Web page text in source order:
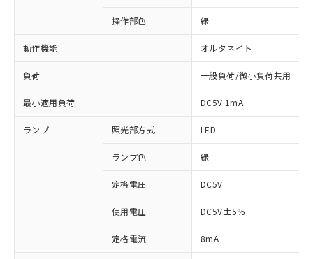
操作部色 緑
動作機能 オルタネイト
負荷 一般負荷/微小負荷共用
最小適用負荷 DC5V 1mA
ランプ 照光部方式 LED
ランプ色 緑
定格電圧 DC5V
使用電圧 DC5V±5%
定格電流 8mA